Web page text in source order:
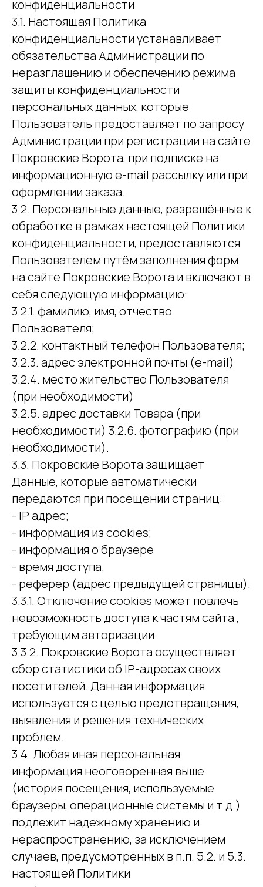
конфиденциальности
3.1. Настоящая Политика
конфиденциальности устанавливает
обязательства Администрации по
неразглашению и обеспечению режима
защиты конфиденциальности
персональных данных, которые
Пользователь предоставляет по запросу
Администрации при регистрации на сайте
Покровские Ворота, при подписке на
информационную e-mail рассылку или при
оформлении заказа.
3.2. Персональные данные, разрешённые к
обработке в рамках настоящей Политики
конфиденциальности, предоставляются
Пользователем путём заполнения форм
на сайте Покровские Ворота и включают в
себя следующую информацию:
3.2.1. фамилию, имя, отчество
Пользователя;
3.2.2. контактный телефон Пользователя;
3.2.3. адрес электронной почты (e-mail)
3.2.4. место жительство Пользователя
(при необходимости)
3.2.5. адрес доставки Товара (при
необходимости) 3.2.6. фотографию (при
необходимости).
3.3. Покровские Ворота защищает
Данные, которые автоматически
передаются при посещении страниц:
- IP адрес;
- информация из cookies;
- информация о браузере
- время доступа;
- реферер (адрес предыдущей страницы).
3.3.1. Отключение cookies может повлечь
невозможность доступа к частям сайта ,
требующим авторизации.
3.3.2. Покровские Ворота осуществляет
сбор статистики об IP-адресах своих
посетителей. Данная информация
используется с целью предотвращения,
выявления и решения технических
проблем.
3.4. Любая иная персональная
информация неоговоренная выше
(история посещения, используемые
браузеры, операционные системы и т.д.)
подлежит надежному хранению и
нераспространению, за исключением
случаев, предусмотренных в п.п. 5.2. и 5.3.
настоящей Политики